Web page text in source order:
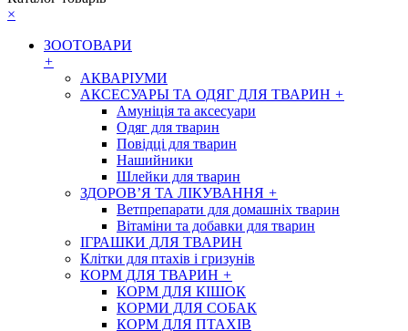
×
ЗООТОВАРИ
+
АКВАРІУМИ
АКСЕСУАРЫ ТА ОДЯГ ДЛЯ ТВАРИН +
Амуніція та аксесуари
Одяг для тварин
Повідці для тварин
Нашийники
Шлейки для тварин
ЗДОРОВ’Я ТА ЛІКУВАННЯ +
Ветпрепарати для домашніх тварин
Вітаміни та добавки для тварин
ІГРАШКИ ДЛЯ ТВАРИН
Клітки для птахів і гризунів
КОРМ ДЛЯ ТВАРИН +
КОРМ ДЛЯ КІШОК
КОРМИ ДЛЯ СОБАК
КОРМ ДЛЯ ПТАХІВ